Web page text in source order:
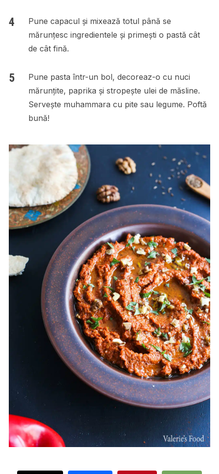
Pune capacul și mixează totul până se
mărunțesc ingredientele și primești o pastă cât
de cât fină.
Pune pasta într-un bol, decoreaz-o cu nuci
mărunțite, paprika și stropește ulei de măsline.
Servește muhammara cu pite sau legume. Poftă
bună!